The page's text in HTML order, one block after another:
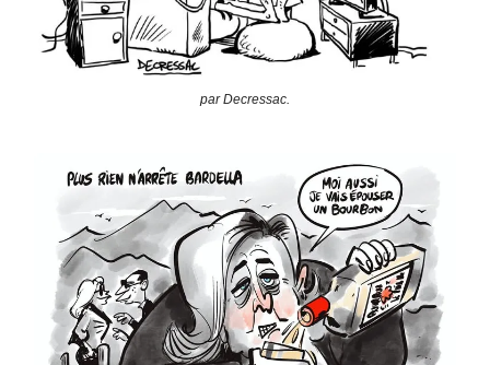
par Decressac.